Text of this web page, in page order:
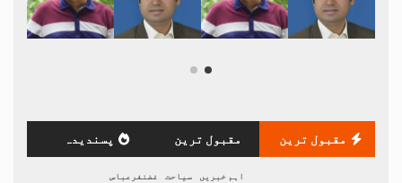
مقبول ترین مقبول ترین پسندیدہ
اہم خبریں سیاحت غضنفرعباس